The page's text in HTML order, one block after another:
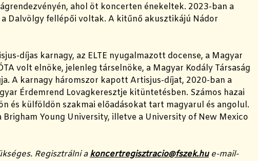
ahol öt koncerten énekeltek. 2023-ban a
Dalvölgy fellépői voltak. A kitűnő akusztikájú Nádor
díjas karnagy, az ELTE nyugalmazott docense, a Magyar
volt elnöke, jelenleg társelnöke, a Magyar Kodály Társaság
A karnagy háromszor kapott Artisjus-díjat, 2020-ban a
Érdemrend Lovagkeresztje kitüntetésben. Számos hazai
és külföldön szakmai előadásokat tart magyarul és angolul.
Young University, illetve a University of New Mexico
Regisztrálni akoncertregisztracio@fszek.hue-mail-